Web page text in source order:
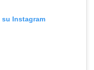
Instagram